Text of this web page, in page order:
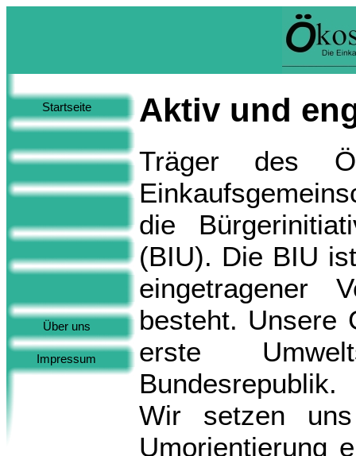
Startseite
Über uns
Impressum
Aktiv und
Träger des
die
(BIU). Die BIU
eingetragener
besteht. Unsere
erste
Bundesrepublik.
Wir setzen
Umorientierung